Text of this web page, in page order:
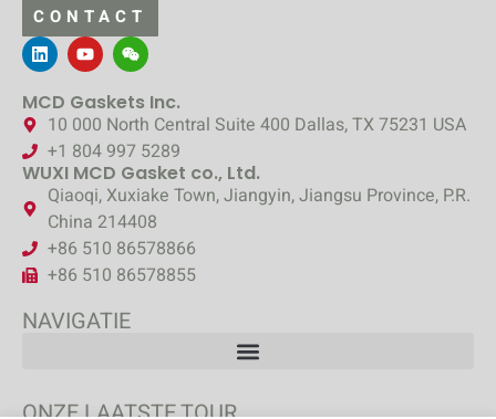
CONTACT
MCD Gaskets Inc.
10 000 North Central Suite 400 Dallas, TX 75231 USA
+1 804 997 5289
WUXI MCD Gasket co., Ltd.
Qiaoqi, Xuxiake Town, Jiangyin, Jiangsu Province, P.R.
China 214408
+86 510 86578866
+86 510 86578855
NAVIGATIE